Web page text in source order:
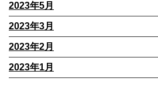
2023年5月
2023年3月
2023年2月
2023年1月